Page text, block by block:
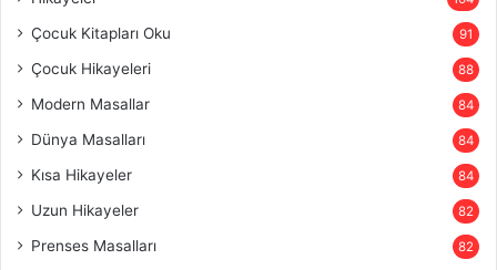
Çocuk Kitapları Oku 91
Çocuk Hikayeleri 88
Modern Masallar 84
Dünya Masalları 84
Kısa Hikayeler 84
Uzun Hikayeler 82
Prenses Masalları 82